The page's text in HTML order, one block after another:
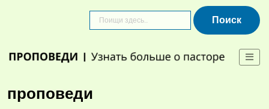
проповеди